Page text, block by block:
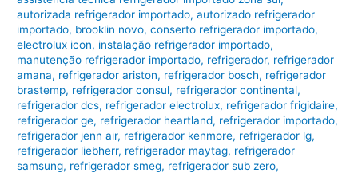
autorizada refrigerador importado,autorizado refrigerador
importado, brooklin novo,conserto refrigerador importado,
electrolux icon, instalação refrigerador importado,
manutenção refrigerador importado, refrigerador, refrigerador
amana, refrigerador ariston, refrigerador bosch, refrigerador
brastemp, refrigerador consul, refrigerador continental,
refrigerador dcs, refrigerador electrolux, refrigerador frigidaire,
refrigerador ge, refrigerador heartland, refrigerador importado,
refrigerador jenn air, refrigerador kenmore, refrigerador lg,
refrigerador liebherr, refrigerador maytag, refrigerador
samsung, refrigerador smeg, refrigerador sub zero,